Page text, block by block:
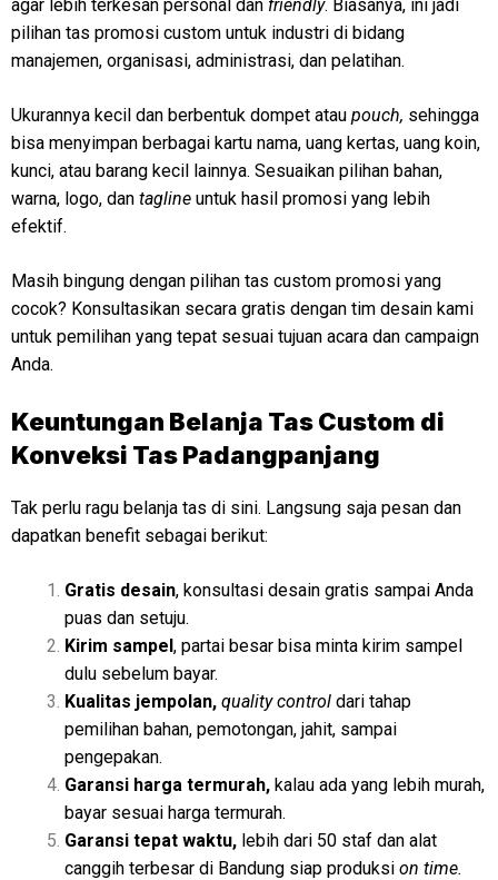
agar lebih terkesan personal dan friendly. Biasanya, ini jadi
pilihan tas promosi custom untuk industri di bidang
manajemen, organisasi, administrasi, dan pelatihan.
Ukurannya kecil dan berbentuk dompet atau pouch, sehingga
bisa menyimpan berbagai kartu nama, uang kertas, uang koin,
kunci, atau barang kecil lainnya. Sesuaikan pilihan bahan,
warna, logo, dan tagline untuk hasil promosi yang lebih
efektif.
Masih bingung dengan pilihan tas custom promosi yang
cocok? Konsultasikan secara gratis dengan tim desain kami
untuk pemilihan yang tepat sesuai tujuan acara dan campaign
Anda.
Keuntungan Belanja Tas Custom di
Konveksi Tas Padangpanjang
Tak perlu ragu belanja tas di sini. Langsung saja pesan dan
dapatkan benefit sebagai berikut:
Gratis desain, konsultasi desain gratis sampai Anda
puas dan setuju.
Kirim sampel, partai besar bisa minta kirim sampel
dulu sebelum bayar.
Kualitas jempolan, quality control dari tahap
pemilihan bahan, pemotongan, jahit, sampai
pengepakan.
Garansi harga termurah, kalau ada yang lebih murah,
bayar sesuai harga termurah.
Garansi tepat waktu, lebih dari 50 staf dan alat
canggih terbesar di Bandung siap produksi on time.